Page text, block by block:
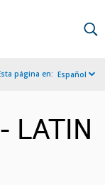
página en: Español
LATIN